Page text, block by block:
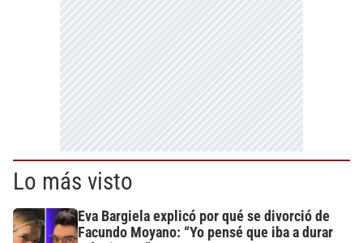
Lo más visto
Eva Bargiela explicó por qué se divorció de
Facundo Moyano: “Yo pensé que iba a durar